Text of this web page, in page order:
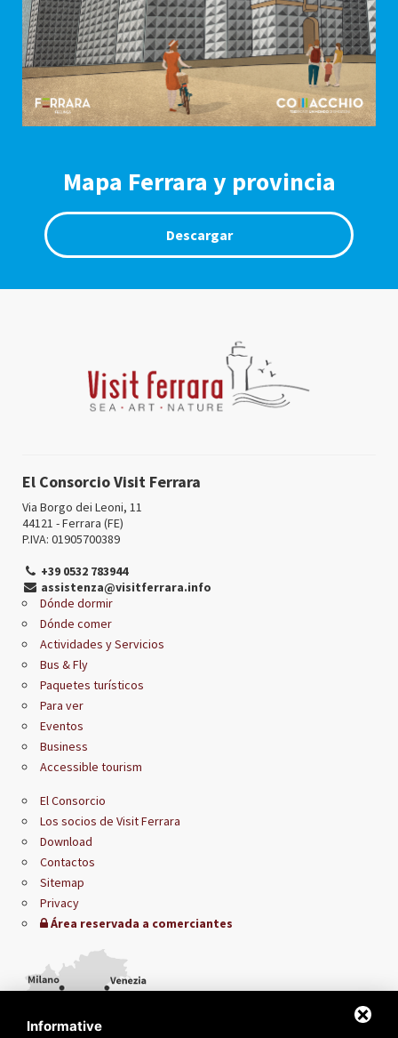
Mapa Ferrara y provincia
Descargar
El Consorcio Visit Ferrara
Via Borgo dei Leoni, 11
44121 - Ferrara (FE)
P.IVA: 01905700389
+39 0532 783944
assistenza@visitferrara.info
Dónde dormir
Dónde comer
Actividades y Servicios
Bus & Fly
Paquetes turísticos
Para ver
Eventos
Business
Accessible tourism
El Consorcio
Los socios de Visit Ferrara
Download
Contactos
Sitemap
Privacy
Área reservada a comerciantes
Informative